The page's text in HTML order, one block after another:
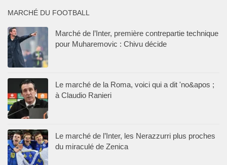
MARCHÉ DU FOOTBALL
Marché de l’Inter, première contrepartie technique
pour Muharemovic : Chivu décide
Le marché de la Roma, voici qui a dit 'no&apos ;
à Claudio Ranieri
Le marché de l’Inter, les Nerazzurri plus proches
du miraculé de Zenica